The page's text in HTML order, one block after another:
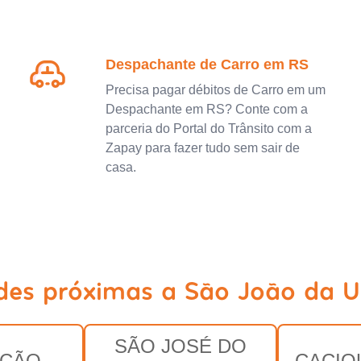
Despachante de Carro em RS
Precisa pagar débitos de Carro em um
Despachante em RS? Conte com a
parceria do Portal do Trânsito com a
Zapay para fazer tudo sem sair de
casa.
próximas a São João da
SÃO JOSÉ DO